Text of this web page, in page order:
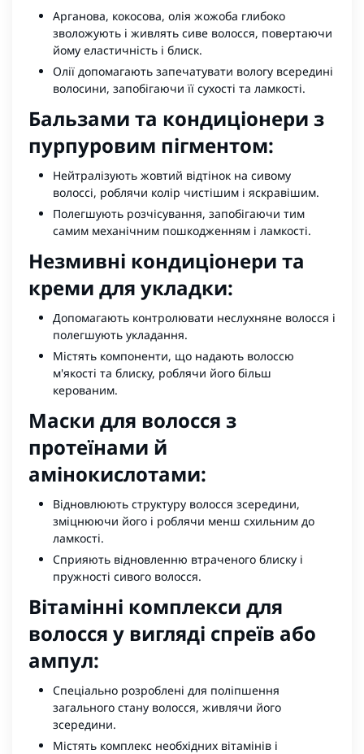
Арганова, кокосова, олія жожоба глибоко
зволожують і живлять сиве волосся, повертаючи
йому еластичність і блиск.
Олії допомагають запечатувати вологу всередині
волосини, запобігаючи її сухості та ламкості.
Бальзами та кондиціонери з
пурпуровим пігментом:
Нейтралізують жовтий відтінок на сивому
волоссі, роблячи колір чистішим і яскравішим.
Полегшують розчісування, запобігаючи тим
самим механічним пошкодженням і ламкості.
Незмивні кондиціонери та
креми для укладки:
Допомагають контролювати неслухняне волосся і
полегшують укладання.
Містять компоненти, що надають волоссю
м'якості та блиску, роблячи його більш
керованим.
Маски для волосся з
протеїнами й
амінокислотами:
Відновлюють структуру волосся зсередини,
зміцнюючи його і роблячи менш схильним до
ламкості.
Сприяють відновленню втраченого блиску і
пружності сивого волосся.
Вітамінні комплекси для
волосся у вигляді спреїв або
ампул:
Спеціально розроблені для поліпшення
загального стану волосся, живлячи його
зсередини.
Містять комплекс необхідних вітамінів і